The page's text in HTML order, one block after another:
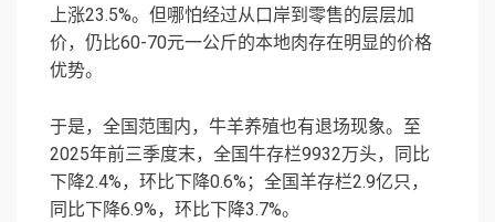
上涨23.5%。但哪怕经过从口岸到零售的层层加
价，仍比60-70元一公斤的本地肉存在明显的价格
优势。
于是，全国范围内，牛羊养殖也有退场现象。至
2025年前三季度末，全国牛存栏9932万头，同比
下降2.4%，环比下降0.6%；全国羊存栏2.9亿只，
同比下降6.9%，环比下降3.7%。